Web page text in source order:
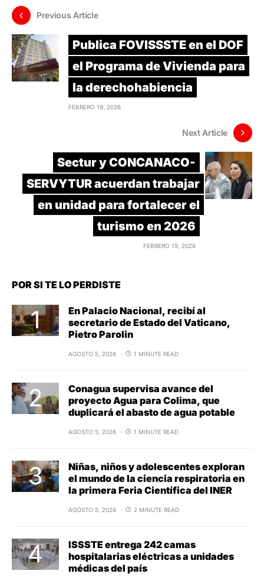
Previous Article
Publica FOVISSSTE en el DOF
el Programa de Vivienda para
la derechohabiencia
FEBRERO 19, 2026
Next Article
Sectur y CONCANACO-
SERVYTUR acuerdan trabajar
en unidad para fortalecer el
turismo en 2026
FEBRERO 19, 2026
POR SI TE LO PERDISTE
En Palacio Nacional, recibí al
secretario de Estado del Vaticano,
Pietro Parolin
AGOSTO 5, 2026 1 MINUTE READ
Conagua supervisa avance del
proyecto Agua para Colima, que
duplicará el abasto de agua potable
AGOSTO 5, 2026 1 MINUTE READ
Niñas, niños y adolescentes exploran
el mundo de la ciencia respiratoria en
la primera Feria Científica del INER
AGOSTO 5, 2026 2 MINUTE READ
ISSSTE entrega 242 camas
hospitalarias eléctricas a unidades
médicas del país